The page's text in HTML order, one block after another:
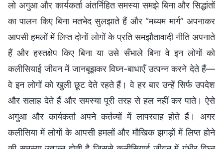
लो अगुआ और कार्यकर्ता अंतर्निहित समस्या समझे बिना और सिद्धांतों
का पालन किए बिना मतभेद सुलझाते हैं और “मध्यम मार्ग” अपनाकर
आपसी हमलों में लिप्त दोनों लोगों के प्रति समझौतावादी नीति अपनाते
हैं और हस्तक्षेप किए बिना या उसे सँभाले बिना वे इन लोगों को
कलीसियाई जीवन में जानबूझकर विघ्न-बाधाएँ उत्पन्न करने देते हैं—
वे इन लोगों को खुली छूट देते रहते हैं। वे हर बार उन्हें सिर्फ उपदेश
और सलाह देते हैं और समस्या पूरी तरह से हल नहीं कर पाते। ऐसे
अगुआ और कार्यकर्ता अपने कर्तव्यों में लापरवाह होते हैं। अगर
कलीसिया में लोगों के आपसी हमलों और मौखिक झगड़ों में लिप्त होने